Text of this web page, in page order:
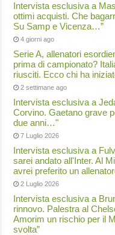
Intervista esclusiva a
ottimi acquisti. Che
Su Samp e Vicenza…”
4 giorni ago
Serie A, allenatori
prima di campionato?
riusciti. Ecco chi ha
2 settimane ago
Intervista esclusiva a
Corvino. Gaetano grave
due anni…"
7 Luglio 2026
Intervista esclusiva a
sarei andato all'Inter. Al
avrei preferito un
2 Luglio 2026
Intervista esclusiva a
rinnovo. Palestra al
Amorim un rischio per il
svolta”